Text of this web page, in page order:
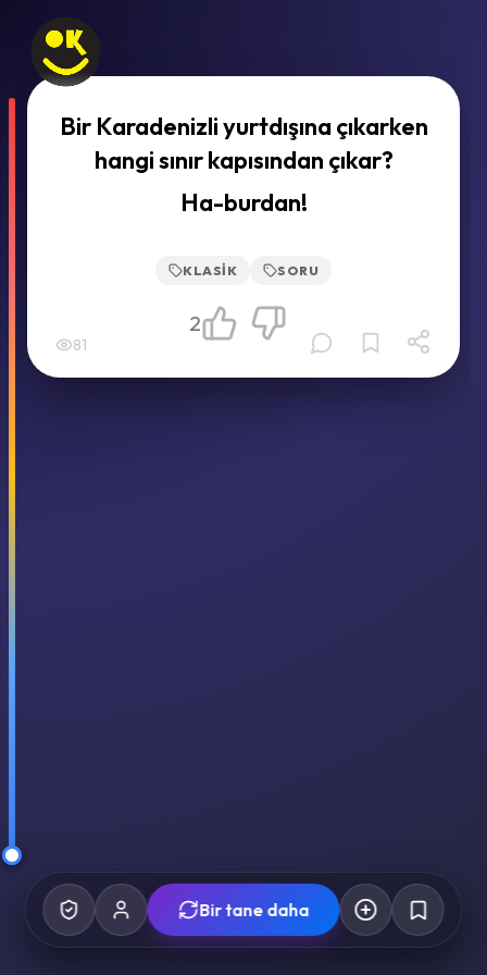
Bir Karadenizli yurtdışına çıkarken
hangi sınır kapısından çıkar?
Ha-burdan!
KLASIK SORU
81
2
Bir tane daha